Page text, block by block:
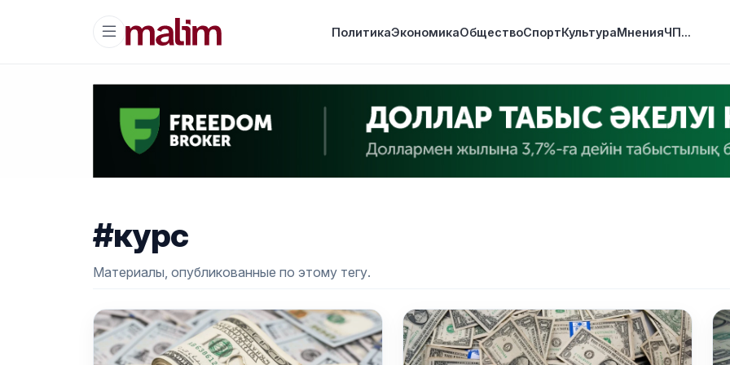
ПолитикаЭкономикаОбществоСпортКультураМненияЧП...
#курс
Материалы, опубликованные по этому тегу.